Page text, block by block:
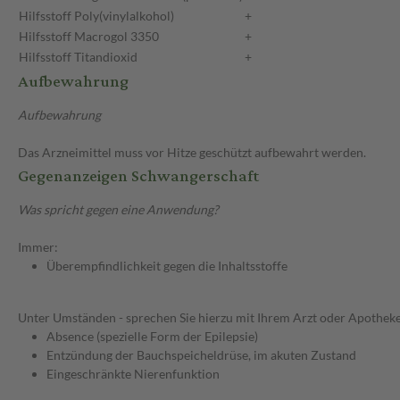
Hilfsstoff Poly(vinylalkohol)
+
Hilfsstoff Macrogol 3350
+
HilfsstoffTitandioxid +
Aufbewahrung
Aufbewahrung
Das Arzneimittel muss vor Hitze geschützt aufbewahrt werden.
Gegenanzeigen Schwangerschaft
Was spricht gegen eine Anwendung?
Immer:
Überempfindlichkeit gegen die Inhaltsstoffe
Unter Umständen - sprechen Sie hierzu mit Ihrem Arzt oder
Absence (spezielle Form der Epilepsie)
Entzündung der Bauchspeicheldrüse, im akuten Zustand
Eingeschränkte Nierenfunktion